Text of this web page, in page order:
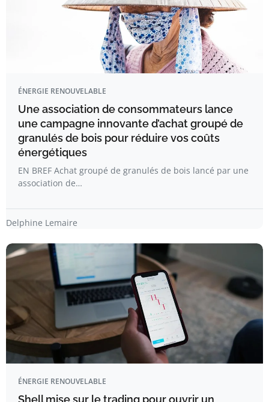
ÉNERGIE RENOUVELABLE
Une association de consommateurs lance
une campagne innovante d’achat groupé de
granulés de bois pour réduire vos coûts
énergétiques
EN BREF Achat groupé de granulés de bois lancé par une
association de…
Delphine Lemaire
ÉNERGIE RENOUVELABLE
Shell mise sur le trading pour ouvrir un